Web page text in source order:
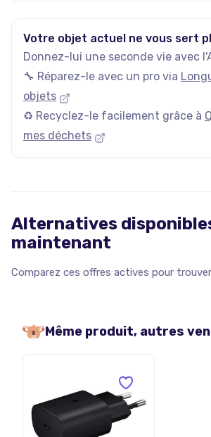
Votre objet actuel ne vous sert
Donnez-lui une seconde vie avec
🔧 Réparez-le avec un pro via
objets
♻️ Recyclez-le facilement grâce à
mes déchets
Alternatives
maintenant
Comparez ces offres actives pour
Même produit, autres